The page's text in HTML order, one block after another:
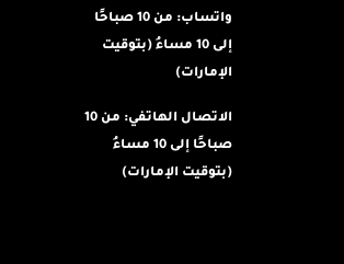
واتساب: من 10 صباحًا
إلى 10 مساءُ (بتوقيت
الإمارات)
الاتصال الهاتفي: من 10
صباحًا إلى 10 مساءُ
(بتوقيت الإمارات)